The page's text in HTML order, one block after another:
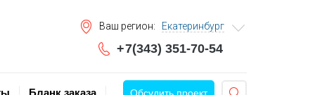
и модернизация покрасочных производств
Ваш регион: Екатеринбург
+7(343) 351-70-54
Бланк заказа